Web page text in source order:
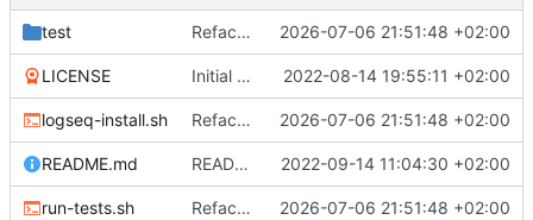
test Refactoring & portable Testpfade 2026-07-06 21:51:48 +02:00
LICENSE Initial commit 2022-08-14 19:55:11 +02:00
logseq-install.sh Refactoring & portable Testpfade 2026-07-06 21:51:48 +02:00
README.md README um Hinweis auf symbolischen Link ergänzt 2022-09-14 11:04:30 +02:00
run-tests.sh Refactoring & portable Testpfade 2026-07-06 21:51:48 +02:00